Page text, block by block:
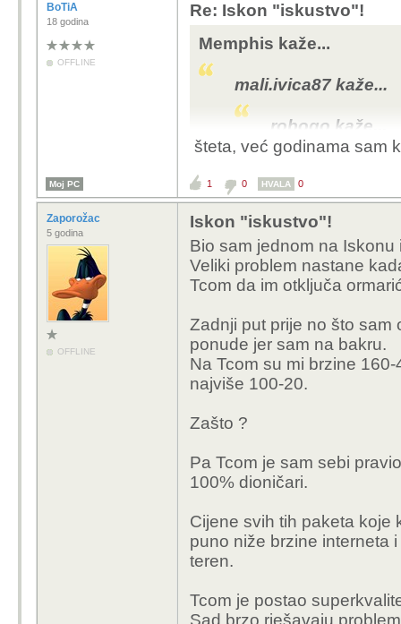
BoTiA
18 godina
OFFLINE
Re: Iskon "iskustvo"!
Memphis kaže...
mali.ivica87 kaže...
robogo kaže...
Jel
Haha, dobio
pokušao
Potvrđeno je od
šteta, već godinama sam
Moj PC 1 0 HVALA 0
Zaporožac
5 godina
OFFLINE
Iskon "iskustvo"!
Bio sam jednom na Iskonu
Veliki problem nastane
Tcom da im otključa
Zadnji put prije no što sam
ponude jer sam na bakru.
Na Tcom su mi brzine
najviše 100-20.
Zašto ?
Pa Tcom je sam sebi
100% dioničari.
Cijene svih tih paketa koje
puno niže brzine interneta
teren.
Tcom je postao
Sad brzo rješavaju